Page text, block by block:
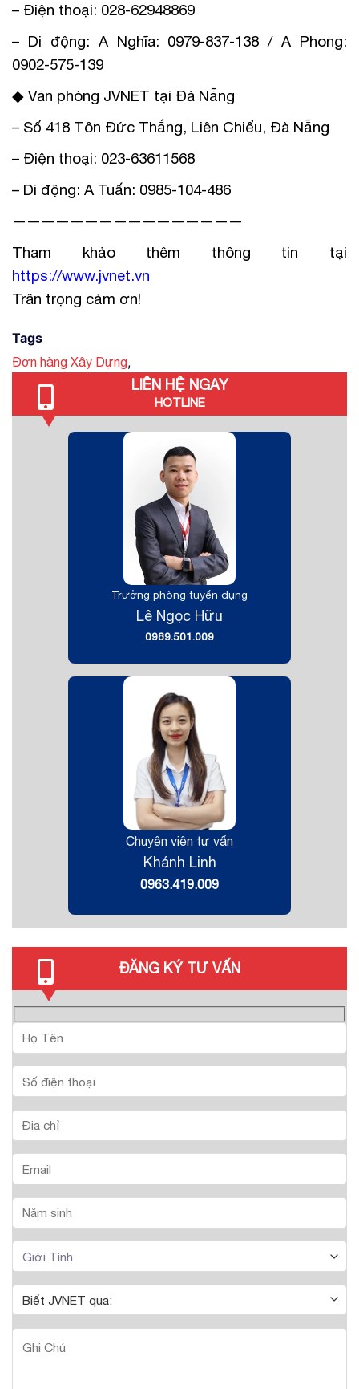
– Điện thoại: 028-62948869
– Di động: A Nghĩa: 0979-837-138 / A Phong:
0902-575-139
◆ Văn phòng JVNET tại Đà Nẵng
– Số 418 Tôn Đức Thắng, Liên Chiểu, Đà Nẵng
– Điện thoại: 023-63611568
– Di động: A Tuấn: 0985-104-486
————————————————
Tham khảo thêm thông tin tại
https://www.jvnet.vn
Trân trọng cảm ơn!
Tags
Đơn hàng Xây Dựng,
LIÊN HỆ NGAY
HOTLINE
Trưởng phòng tuyển dụng
Lê Ngọc Hữu
0989.501.009
Chuyên viên tư vấn
Khánh Linh
0963.419.009
ĐĂNG KÝ TƯ VẤN